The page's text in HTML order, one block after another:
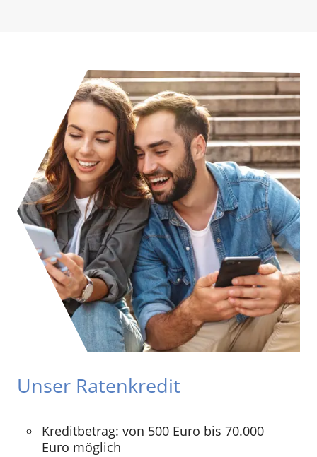
Unser Ratenkredit
Kreditbetrag: von 500 Euro bis 70.000
Euro möglich